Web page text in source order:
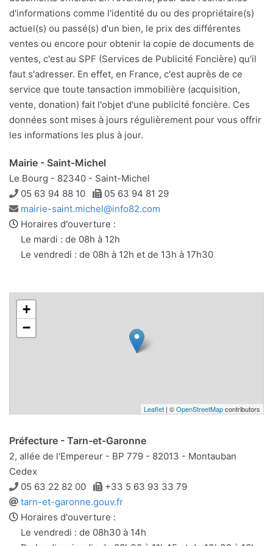
d'informations comme l'identité du ou des propriétaire(s)
actuel(s) ou passé(s) d'un bien, le prix des différentes
ventes ou encore pour obtenir la copie de documents de
ventes, c'est au SPF (Services de Publicité Foncière) qu'il
faut s'adresser. En effet, en France, c'est auprès de ce
service que toute tansaction immobilière (acquisition,
vente, donation) fait l'objet d'une publicité foncière. Ces
données sont mises à jours régulièrement pour vous offrir
les informations les plus à jour.
Mairie - Saint-Michel
Le Bourg - 82340 - Saint-Michel
Téléphone
05 63 94 88 10 Télécopie
05 63 94 81 29
Adresse
e-
mail
mairie-saint.michel@info82.com
Horaires d'ouverture :
Le mardi : de 08h à 12h
Le vendredi : de 08h à 12h et de 13h à 17h30
+
−
Leaflet | ©OpenStreetMapcontributors
Préfecture - Tarn-et-Garonne
2, allée de l'Empereur - BP 779 - 82013 - Montauban
Cedex
Téléphone
05 63 22 82 00 Télécopie
+33 5 63 93 33 79
Site
web
tarn-et-garonne.gouv.fr
Horaires d'ouverture :
Le vendredi : de 08h30 à 14h